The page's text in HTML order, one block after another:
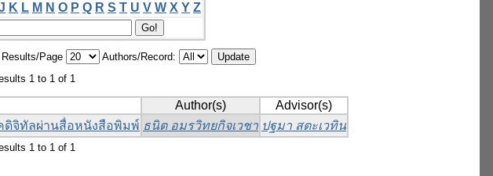
K L M N O P Q R S T U V W X Y Z
Results/Page
Authors/Record:
1 to 1 of 1
Author(s)
Advisor(s)
ดิจิทัลผ่านสื่อหนังสือพิมพ์ ธนิต อมรวิทยกิจเวชา ปฐมา สตะเวทิน
1 to 1 of 1